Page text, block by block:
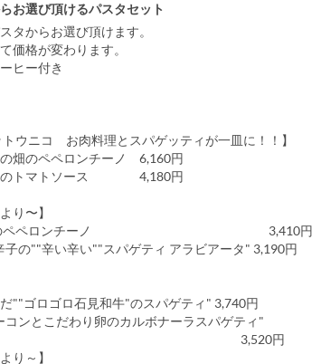
お選び頂けるパスタセット
タからお選び頂けます。
価格が変わります。
ヒー付き
トウニコ お肉料理とスパゲッティが一皿に！！】
畑のペペロンチーノ 6,160円
畑のトマトソース 4,180円
り〜】
日の畑のペペロンチーノ 3,410円
子の""辛い辛い""スパゲティ アラビアータ" 3,190円
""ゴロゴロ石見和牛"のスパゲティ" 3,740円
ンとこだわり卵のカルボナーラスパゲティ"
円
り～】